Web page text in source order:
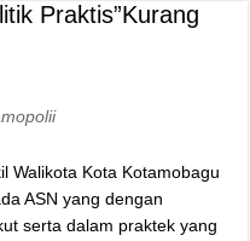
Praktis”Kurang
Walikota Kota Kotamobagu
ASN yang dengan
serta dalam praktek yang